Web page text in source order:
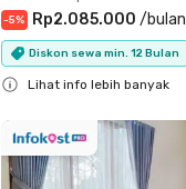
-5% Rp2.085.000 /bulan
Diskon sewa min. 12 Bulan
Lihat info lebih banyak